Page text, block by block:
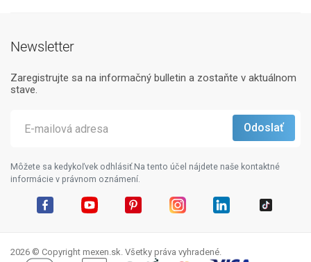
Newsletter
Zaregistrujte sa na informačný bulletin a zostaňte v aktuálnom
stave.
Môžete sa kedykoľvek odhlásiť.Na tento účel nájdete naše kontaktné
informácie v právnom oznámení.
2026 © Copyright mexen.sk. Všetky práva vyhradené.